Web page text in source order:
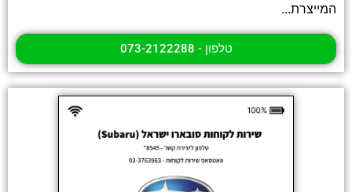
המייצרת...
טלפון - 073-2122288